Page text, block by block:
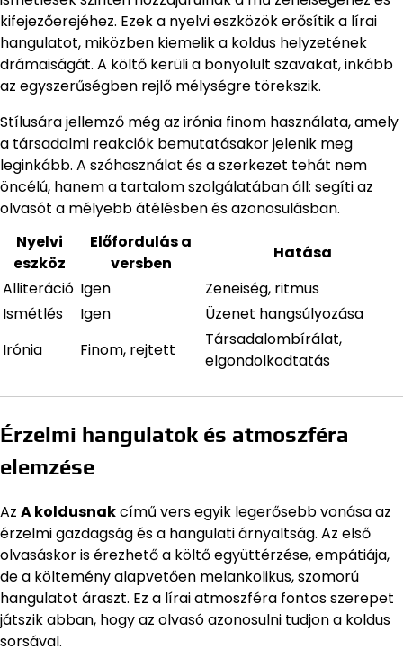
kifejezőerejéhez. Ezek a nyelvi eszközök erősítik a lírai
hangulatot, miközben kiemelik a koldus helyzetének
drámaiságát. A költő kerüli a bonyolult szavakat, inkább
az egyszerűségben rejlő mélységre törekszik.
Stílusára jellemző még az irónia finom használata, amely
a társadalmi reakciók bemutatásakor jelenik meg
leginkább. A szóhasználat és a szerkezet tehát nem
öncélú, hanem a tartalom szolgálatában áll: segíti az
olvasót a mélyebb átélésben és azonosulásban.
Nyelvi
eszköz
Előfordulás a
versben
Hatása
Alliteráció Igen
Zeneiség, ritmus
Ismétlés
Igen
Üzenet hangsúlyozása
Irónia
Finom, rejtett
Társadalombírálat,
elgondolkodtatás
Érzelmi hangulatok és atmoszféra
elemzése
Az A koldusnakcímű vers egyik legerősebb vonása az
érzelmi gazdagság és a hangulati árnyaltság. Az első
olvasáskor is érezhető a költő együttérzése, empátiája,
de a költemény alapvetően melankolikus, szomorú
hangulatot áraszt. Ez a lírai atmoszféra fontos szerepet
játszik abban, hogy az olvasó azonosulni tudjon a koldus
sorsával.